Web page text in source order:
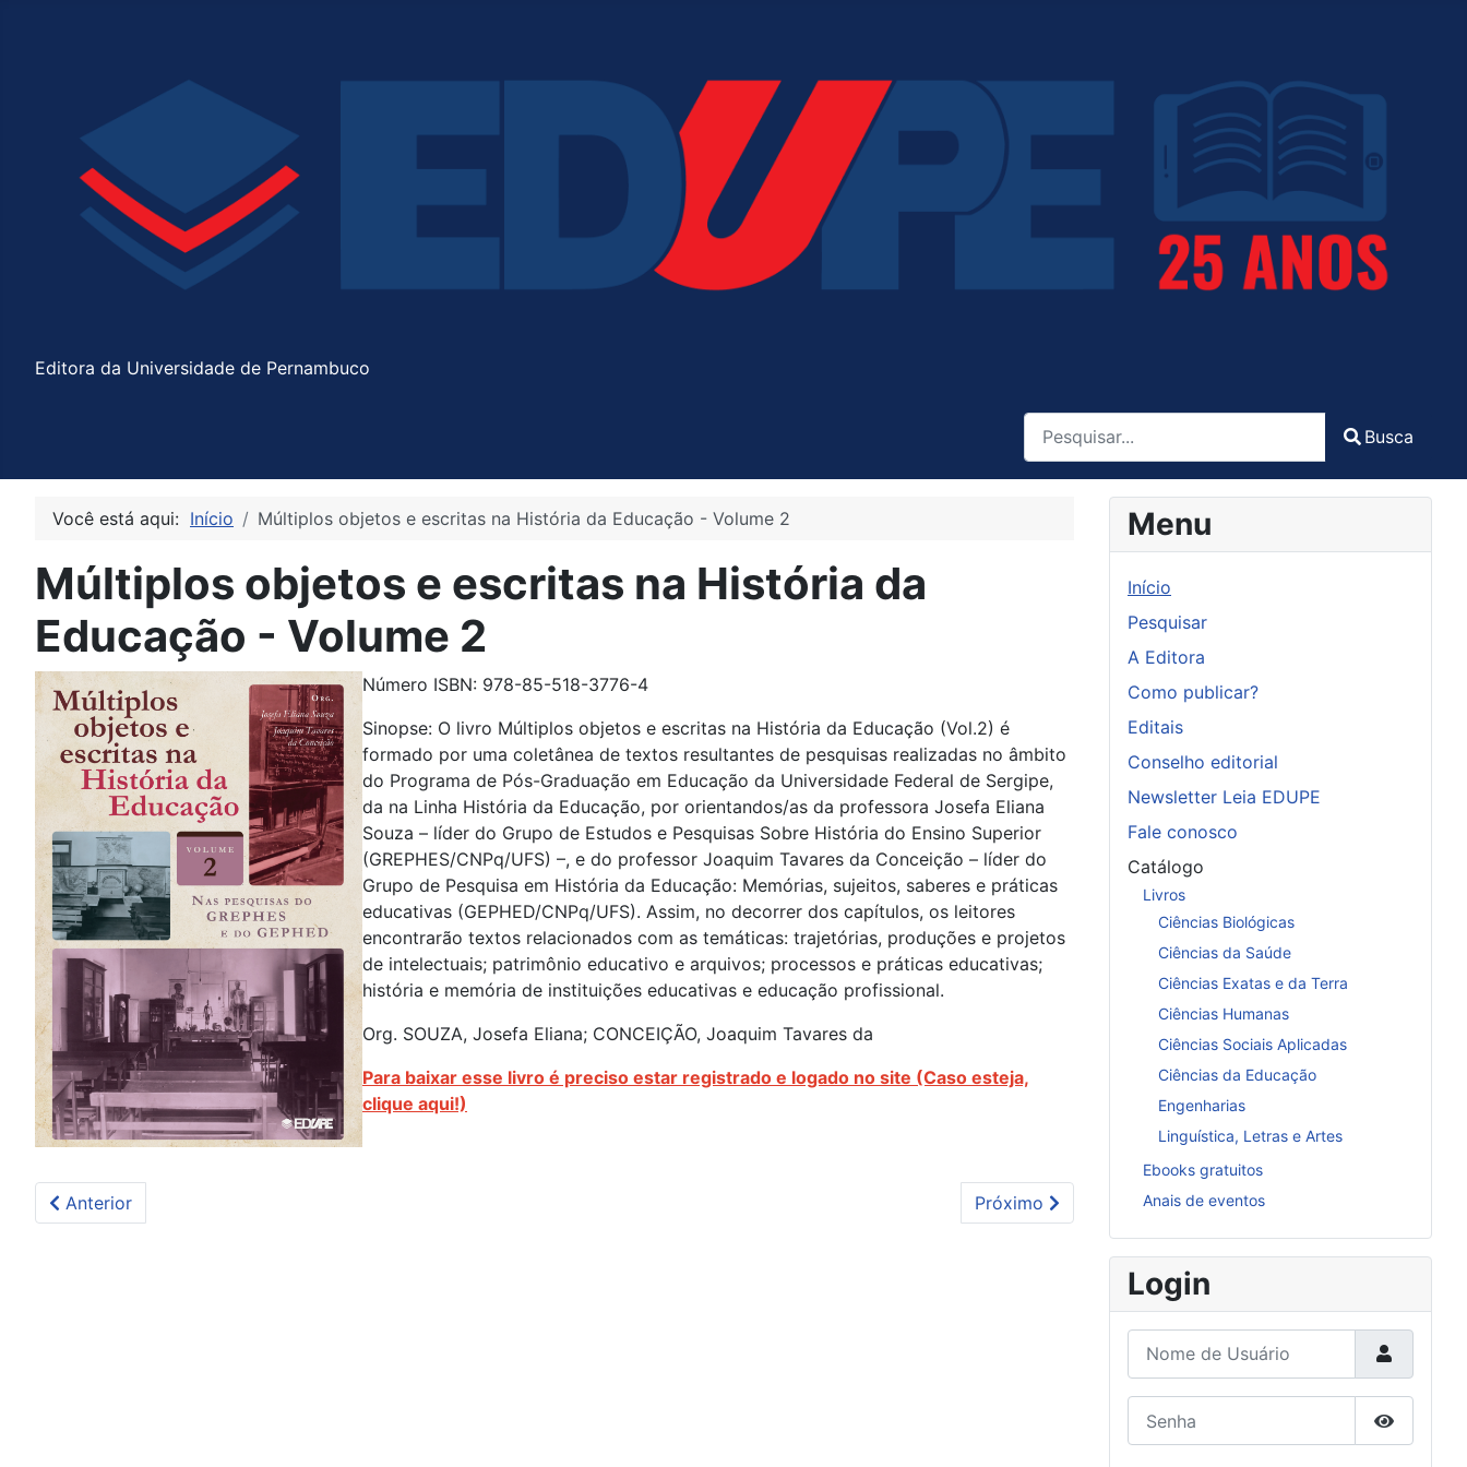
Editora da Universidade de Pernambuco
Pesquisa
Busca
Você está aqui: Início Múltiplos objetos e escritas na História da Educação - Volume 2
Múltiplos objetos e escritas na História da
Educação - Volume 2
Número ISBN: 978-85-518-3776-4
Sinopse: O livro Múltiplos objetos e escritas na História da Educação (Vol.2) é
formado por uma coletânea de textos resultantes de pesquisas realizadas no âmbito
do Programa de Pós-Graduação em Educação da Universidade Federal de Sergipe,
da na Linha História da Educação, por orientandos/as da professora Josefa Eliana
Souza – líder do Grupo de Estudos e Pesquisas Sobre História do Ensino Superior
(GREPHES/CNPq/UFS) –, e do professor Joaquim Tavares da Conceição – líder do
Grupo de Pesquisa em História da Educação: Memórias, sujeitos, saberes e práticas
educativas (GEPHED/CNPq/UFS). Assim, no decorrer dos capítulos, os leitores
encontrarão textos relacionados com as temáticas: trajetórias, produções e projetos
de intelectuais; patrimônio educativo e arquivos; processos e práticas educativas;
história e memória de instituições educativas e educação profissional.
Org. SOUZA, Josefa Eliana; CONCEIÇÃO, Joaquim Tavares da
Para baixar esse livro é preciso estar registrado e logado no site (Caso esteja,
clique aqui!)
Artigo anterior: Digital History e Storiografia Digitale: Estudo Comparado sobre a Escrita da História no Tempo Presente (2001-2011)
Anterior Próximo artigo: História, internet e novas mídias:
Próximo
Menu
Início
Pesquisar
A Editora
Como publicar?
Editais
Conselho editorial
Newsletter Leia EDUPE
Fale conosco
Catálogo
Livros
Ciências Biológicas
Ciências da Saúde
Ciências Exatas e da Terra
Ciências Humanas
Ciências Sociais Aplicadas
Ciências da Educação
Engenharias
Linguística, Letras e Artes
Ebooks gratuitos
Anais de eventos
Login
Nome de Usuário
Mostrar